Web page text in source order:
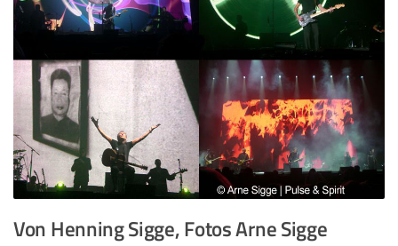
Von Henning Sigge, Fotos Arne Sigge